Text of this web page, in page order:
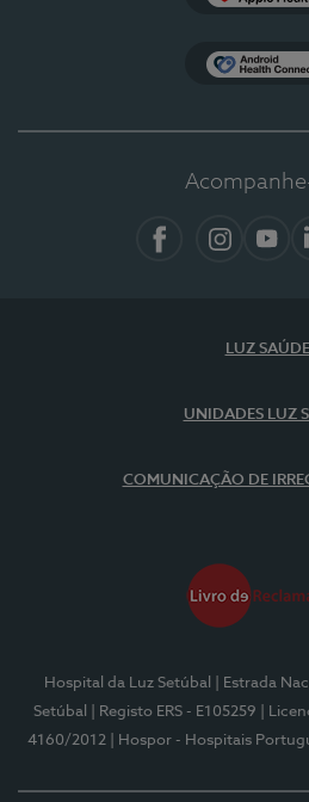
LUZ SAÚDE
UNIDADES LUZ
COMUNICAÇÃO DE
Hospital da Luz Setúbal
| Estrada
Setúbal
| Registo ERS - E105259
|
4160/2012
| Hospor - Hospitais